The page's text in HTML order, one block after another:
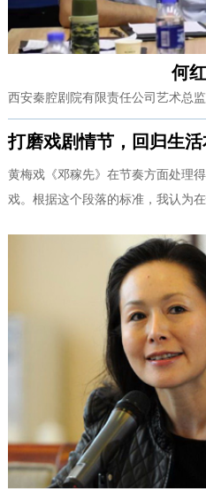
何
西安秦腔剧院有限责任公司艺术总
打磨戏剧情节，回归生
黄梅戏《邓稼先》在节奏方面处理
戏。根据这个段落的标准，我认为